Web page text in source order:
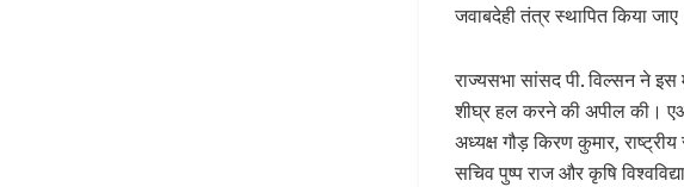
जवाबदेही तंत्र स्थापित किया
राज्यसभा सांसद पी. विल्सन ने
शीघ्र हल करने की अपील की।
अध्यक्ष गौड़ किरण कुमार,
सचिव पुष्प राज और कृषि